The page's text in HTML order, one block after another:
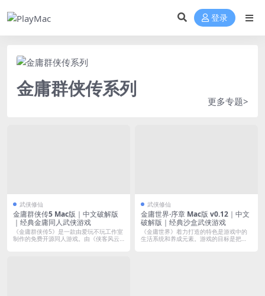
登录
金庸群侠传系列
更多专题>
武侠修仙
金庸群侠传5 Mac版｜中文破解版
｜经典金庸同人武侠游戏
《金庸群侠传5》是一款由爱玩不玩工作室
制作的免费开源同人游戏。由《侠客风云
武侠修仙
金庸世界·序章 Mac版 v0.12｜中文
破解版｜经典沙盒武侠游戏
《金庸世界》着力打造的特色是游戏中的
生活系统和养成元素。游戏的目标是把